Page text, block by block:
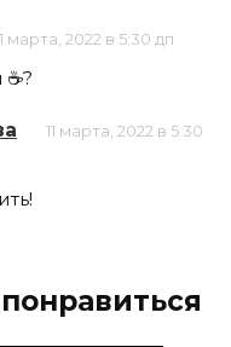
марта, 2022 в 5:30 дп
11 марта, 2022 в 5:30